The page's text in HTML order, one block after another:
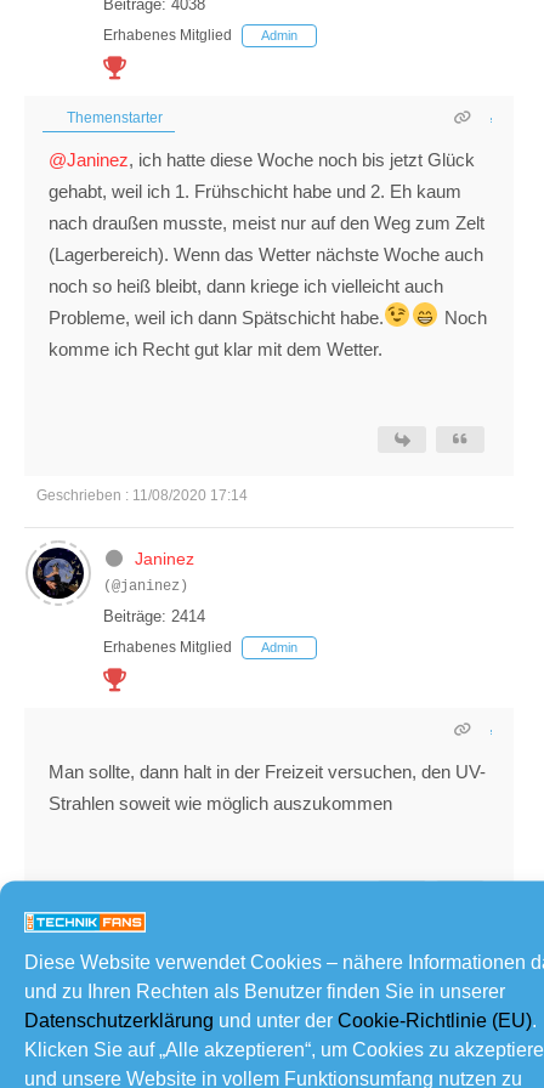
Diese Website verwendet Cookies – nähere Informationen
und zu Ihren Rechten als Benutzer finden Sie in unserer
Datenschutzerklärung und unter der Cookie-Richtlinie (EU).
Klicken Sie auf „Alle akzeptieren“, um Cookies zu
und unsere Website in vollem Funktionsumfang nutzen zu
Beiträge: 4038
Erhabenes Mitglied Admin
Themenstarter
@Janinez, ich hatte diese Woche noch bis jetzt Glück
gehabt, weil ich 1. Frühschicht habe und 2. Eh kaum
nach draußen musste, meist nur auf den Weg zum Zelt
(Lagerbereich). Wenn das Wetter nächste Woche auch
noch so heiß bleibt, dann kriege ich vielleicht auch
Probleme, weil ich dann Spätschicht habe.
Noch
komme ich Recht gut klar mit dem Wetter.
Geschrieben : 11/08/2020 17:14
Janinez
(@janinez)
Beiträge: 2414
Erhabenes Mitglied Admin
Man sollte, dann halt in der Freizeit versuchen, den UV-
Strahlen soweit wie möglich auszukommen
Dim
(@dim)
Beiträge: 2923